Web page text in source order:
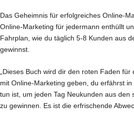
Das Geheimnis für erfolgreiches Online-
Online-Marketing für jedermann enthüllt
Fahrplan, wie du täglich 5-8 Kunden aus
gewinnst.
„Dieses Buch wird dir den roten Faden für
mit Online-Marketing geben, du erfährst
tun ist, um jeden Tag Neukunden aus den
zu gewinnen. Es ist die erfrischende